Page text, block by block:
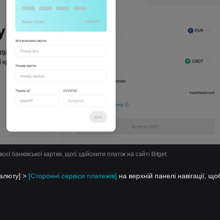
банківської картки, щоб здійснити платіж на сайті Bitget
> [Сторонні сервіси платежів] на верхній панелі навігації,